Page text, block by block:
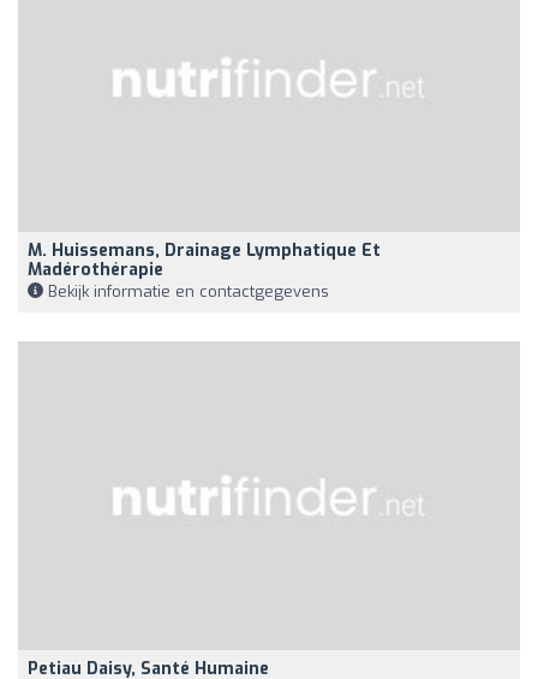
M. Huissemans, Drainage Lymphatique Et
Madérothérapie
Bekijk informatie en contactgegevens
Petiau Daisy, Santé Humaine